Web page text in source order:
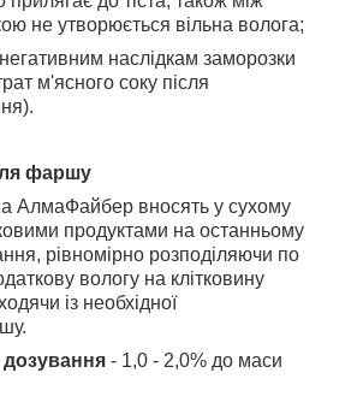
не утворюється вільна волога;
наслідкам заморозки
м'ясного соку після
фаршу
АлмаФайбер вносять у сухому
продуктами на останньому
рівномірно розподіляючи по
вологу на клітковину
із необхідної
- 1,0 - 2,0% до маси